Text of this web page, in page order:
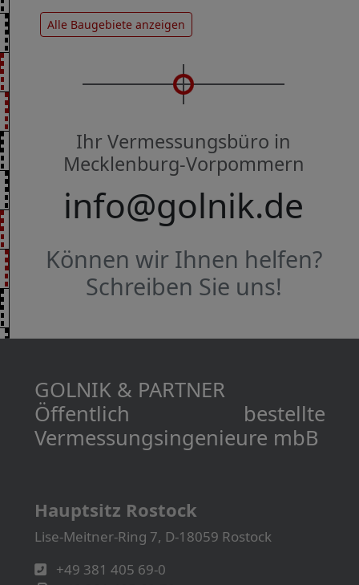
Alle Baugebiete anzeigen
Ihr Vermessungsbüro in
Mecklenburg-Vorpommern
info@golnik.de
Können wir Ihnen helfen?
Schreiben Sie uns!
GOLNIK & PARTNER
Öffentlich bestellte
Vermessungs­­ingenieure mbB
Hauptsitz Rostock
Lise-Meitner-Ring 7, D-18059 Rostock
+49 381 405 69-0